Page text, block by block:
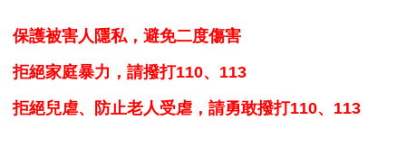
保護被害人隱私，避免二度傷害
拒絕家庭暴力，請撥打110、113
拒絕兒虐、防止老人受虐，請勇敢撥打110、113